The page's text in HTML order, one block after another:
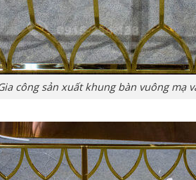
công sản xuất khung bàn vuông mạ